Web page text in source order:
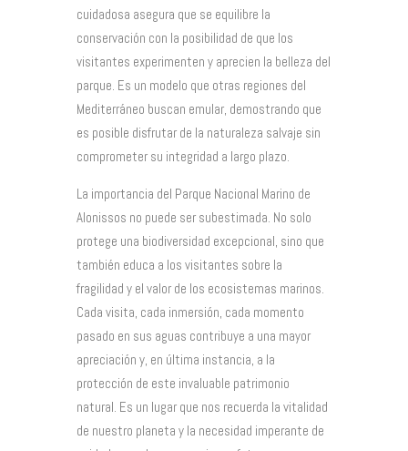
cuidadosa asegura que se equilibre la
conservación con la posibilidad de que los
visitantes experimenten y aprecien la belleza del
parque. Es un modelo que otras regiones del
Mediterráneo buscan emular, demostrando que
es posible disfrutar de la naturaleza salvaje sin
comprometer su integridad a largo plazo.
La importancia del Parque Nacional Marino de
Alonissos no puede ser subestimada. No solo
protege una biodiversidad excepcional, sino que
también educa a los visitantes sobre la
fragilidad y el valor de los ecosistemas marinos.
Cada visita, cada inmersión, cada momento
pasado en sus aguas contribuye a una mayor
apreciación y, en última instancia, a la
protección de este invaluable patrimonio
natural. Es un lugar que nos recuerda la vitalidad
de nuestro planeta y la necesidad imperante de